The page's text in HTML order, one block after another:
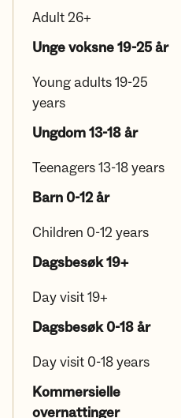
Adult 26+
Unge voksne 19-25 år
Young adults 19-25
years
Ungdom 13-18 år
Teenagers 13-18 years
Barn 0-12 år
Children 0-12 years
Dagsbesøk 19+
Day visit 19+
Dagsbesøk 0-18 år
Day visit 0-18 years
Kommersielle
overnattinger